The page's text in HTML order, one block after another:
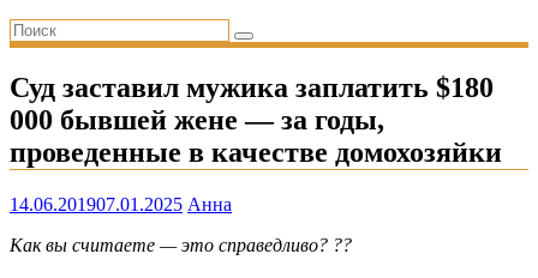
Суд заставил мужика заплатить $180
000 бывшей жене — за годы,
проведенные в качестве домохозяйки
14.06.201907.01.2025 Анна
Как вы считаете — это справедливо? ??